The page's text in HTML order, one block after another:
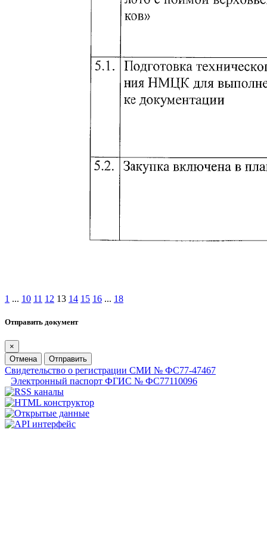
1 ... 10 11 12 13 14 15 16 ... 18
Отправить документ
×
Отмена
Отправить
Свидетельство о регистрации СМИ № ФС77-47467
Электронный паспорт ФГИС № ФС77110096